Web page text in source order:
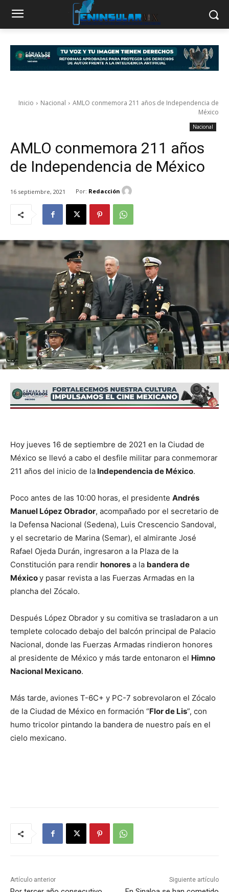
Inicio Nacional
AMLO conmemora 211 años de Independencia de
México
Nacional
AMLO conmemora 211 años
de Independencia de México
16 septiembre, 2021 Por: Redacción
Hoy jueves 16 de septiembre de 2021 en la Ciudad de
México se llevó a cabo el desfile militar para conmemorar
211 años del inicio de la Independencia de México.
Poco antes de las 10:00 horas, el presidente Andrés
Manuel López Obrador, acompañado por el secretario de
la Defensa Nacional (Sedena), Luis Crescencio Sandoval,
y el secretario de Marina (Semar), el almirante José
Rafael Ojeda Durán, ingresaron a la Plaza de la
Constitución para rendir honores a la bandera de
Méxicoy pasar revista a las Fuerzas Armadas en la
plancha del Zócalo.
Después López Obrador y su comitiva se trasladaron a un
templete colocado debajo del balcón principal de Palacio
Nacional, donde las Fuerzas Armadas rindieron honores
al presidente de México y más tarde entonaron el Himno
Nacional Mexicano.
Más tarde, aviones T-6C+ y PC-7 sobrevolaron el Zócalo
de la Ciudad de México en formación “Flor de Lis”, con
humo tricolor pintando la bandera de nuestro país en el
cielo mexicano.
Artículo anterior Siguiente artículo